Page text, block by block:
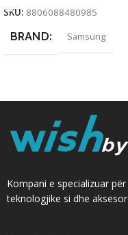
SKU: 8806088480985
BRAND Samsung
Kompani e specializuar
teknologjike si dhe